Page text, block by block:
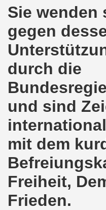
Sie wenden
gegen
durch die
und sind
mit dem
Freiheit,
Frieden.
am
am 06.12.2021
Bewegung am
den 08.11.2021 Tag
Armut und auch gegen
die Abwälzung der
Gelsenkirchener
auch wieder für die
am